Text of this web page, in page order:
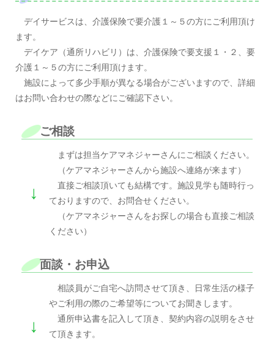
デイサービスは、介護保険で要介護１～５の方にご利用頂け
ます。
デイケア（通所リハビリ）は、介護保険で要支援１・２、要
介護１～５の方にご利用頂けます。
施設によって多少手順が異なる場合がございますので、詳細
はお問い合わせの際などにご確認下さい。
ご相談
↓
まずは担当ケアマネジャーさんにご相談ください。
（ケアマネジャーさんから施設へ連絡が来ます）
直接ご相談頂いても結構です。施設見学も随時行っ
ておりますので、お問合せください。
（ケアマネジャーさんをお探しの場合も直接ご相談
ください）
面談・お申込
↓
相談員がご自宅へ訪問させて頂き、日常生活の様子
やご利用の際のご希望等についてお聞きします。
通所申込書を記入して頂き、契約内容の説明をさせ
て頂きます。